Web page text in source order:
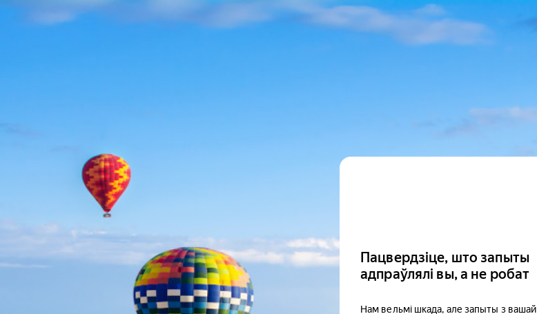
Пацвердзіце, што запыты
адпраўлялі вы, а не робат
Нам вельмі шкада, але запыты з вашай